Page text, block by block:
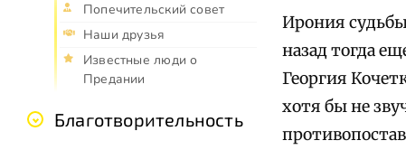
Попечительский совет
Наши друзья
Известные люди о
Предании
Благотворительность
Ирония
назад тогда
Георгия
хотя бы не